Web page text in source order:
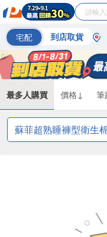
宅配 到店取貨
最多人購買 價格↓ 筆
蘇菲超熟睡褲型衛生